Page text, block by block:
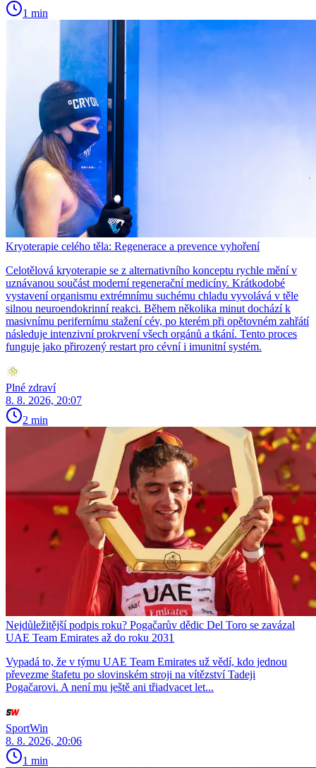
1 min
Kryoterapie celého těla: Regenerace a prevence vyhoření
Celotělová kryoterapie se z alternativního konceptu rychle mění v
uznávanou součást moderní regenerační medicíny. Krátkodobé
vystavení organismu extrémnímu suchému chladu vyvolává v těle
silnou neuroendokrinní reakci. Během několika minut dochází k
masivnímu perifernímu stažení cév, po kterém při opětovném zahřátí
následuje intenzivní prokrvení všech orgánů a tkání. Tento proces
funguje jako přirozený restart pro cévní i imunitní systém.
Plné zdraví
8. 8. 2026, 20:07
2 min
Nejdůležitější podpis roku? Pogačarův dědic Del Toro se zavázal
UAE Team Emirates až do roku 2031
Vypadá to, že v týmu UAE Team Emirates už vědí, kdo jednou
převezme štafetu po slovinském stroji na vítězství Tadeji
Pogačarovi. A není mu ještě ani třiadvacet let...
SportWin
8. 8. 2026, 20:06
1 min